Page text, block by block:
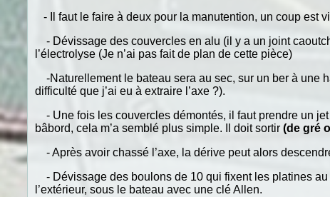
- Il faut le faire à deux pour la manutention, un coup est
- Dévissage des couvercles en alu (il y a un joint
l’électrolyse (Je n’ai pas fait de plan de cette pièce)
-Naturellement le bateau sera au sec, sur un ber à une
difficulté que j’ai eu à extraire l’axe ?).
- Une fois les couvercles démontés, il faut prendre un
bâbord, cela m’a semblé plus simple. Il doit sortir (de gré
- Après avoir chassé l’axe, la dérive peut alors
- Dévissage des boulons de 10 qui fixent les platines
l’extérieur, sous le bateau avec une clé Allen.